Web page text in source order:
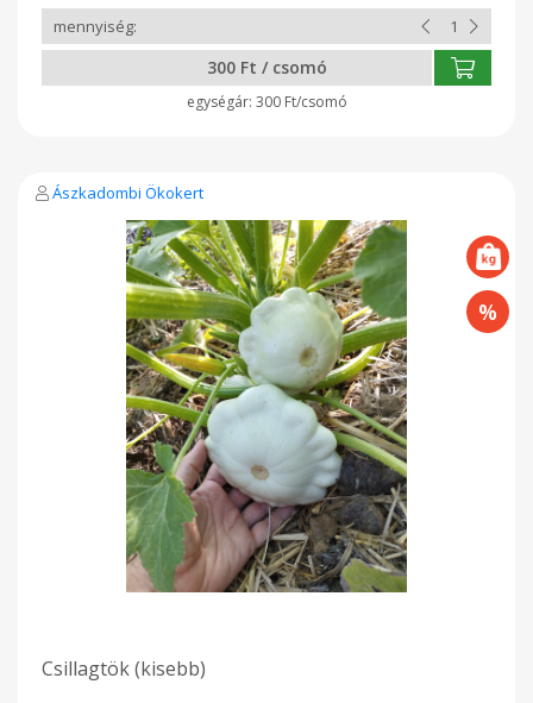
300 Ft / csomó
300 Ft/csomó
Ászkadombi Ökokert
Csillagtök (kisebb)